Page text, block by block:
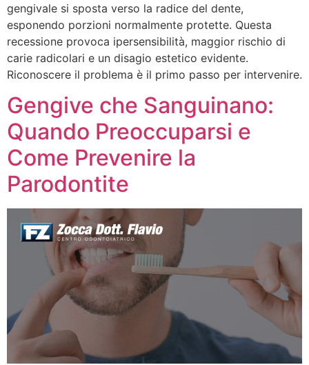
gengivale si sposta verso la radice del dente,
esponendo porzioni normalmente protette. Questa
recessione provoca ipersensibilità, maggior rischio di
carie radicolari e un disagio estetico evidente.
Riconoscere il problema è il primo passo per intervenire.
Gengive che Sanguinano:
Quando Preoccuparsi e
Come Prevenire la
Parodontite